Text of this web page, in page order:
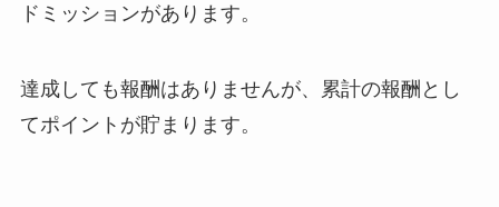
ドミッションがあります。
達成しても報酬はありませんが、累計の報酬とし
てポイントが貯まります。